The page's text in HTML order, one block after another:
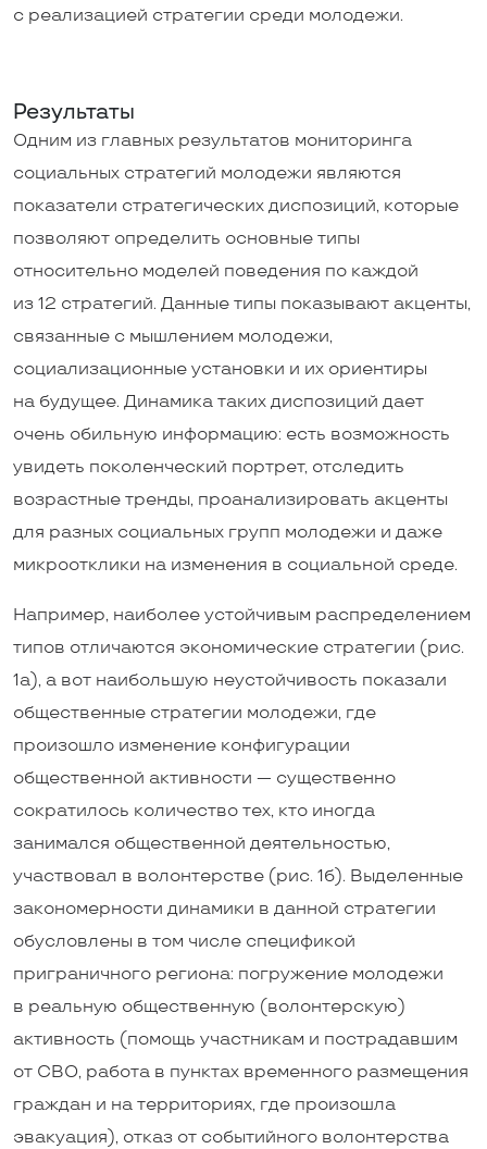
с реализацией стратегии среди молодежи.
Результаты
Одним из главных результатов мониторинга
социальных стратегий молодежи являются
показатели стратегических диспозиций, которые
позволяют определить основные типы
относительно моделей поведения по каждой
из 12 стратегий. Данные типы показывают акценты,
связанные с мышлением молодежи,
социализационные установки и их ориентиры
на будущее. Динамика таких диспозиций дает
очень обильную информацию: есть возможность
увидеть поколенческий портрет, отследить
возрастные тренды, проанализировать акценты
для разных социальных групп молодежи и даже
микроотклики на изменения в социальной среде.
Например, наиболее устойчивым распределением
типов отличаются экономические стратегии (рис.
1а), а вот наибольшую неустойчивость показали
общественные стратегии молодежи, где
произошло изменение конфигурации
общественной активности — существенно
сократилось количество тех, кто иногда
занимался общественной деятельностью,
участвовал в волонтерстве (рис. 1б). Выделенные
закономерности динамики в данной стратегии
обусловлены в том числе спецификой
приграничного региона: погружение молодежи
в реальную общественную (волонтерскую)
активность (помощь участникам и пострадавшим
от СВО, работа в пунктах временного размещения
граждан и на территориях, где произошла
эвакуация), отказ от событийного волонтерства